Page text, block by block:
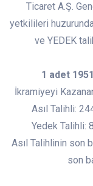
Ticaret A.Ş.
yetkilileri
ve YEDEK
1 adet
İkramiyeyi
Asıl
Yedek
Asıl Talihlinin son
son